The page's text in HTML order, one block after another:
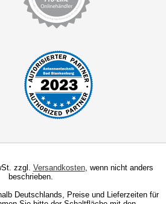
zzgl. Versandkosten, wenn nicht anders
beschrieben.
Deutschlands, Preise und Lieferzeiten für